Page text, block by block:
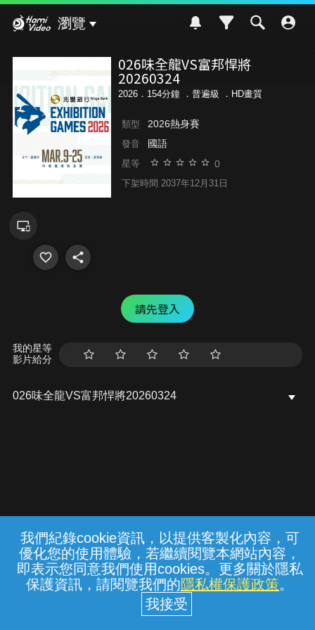
我們紀錄cookie資訊，以提供客製化內容，可
優化您的使用體驗，若繼續閱覽本網站內容，
即表示您同意我們使用cookies。更多關於隱私
保護資訊，請閱覽我們的隱私權保護政策。
瀏覽
026味全龍VS富邦悍將
20260324
2026．154分鐘 ． 普遍級 ．HD畫質
類型 2026熱身賽
發音 國語
星等 0
下架時間 2037年12月31日
請先登入
我的星等
影片給分
026味全龍VS富邦悍將20260324
常見問題 線上客服 服務條款 隱私權保護
中華電信股份有限公司個人家庭分公司
(統一編號：96979949) © 2026
{{notifyMsg}}